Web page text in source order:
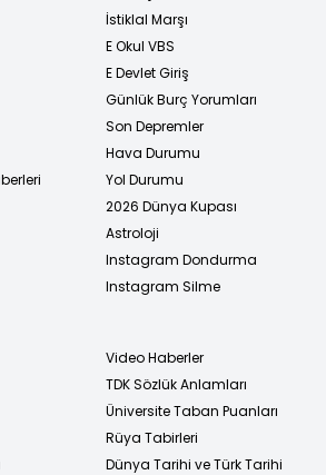
İstiklal Marşı
E Okul VBS
E Devlet Giriş
Günlük Burç Yorumları
Son Depremler
Hava Durumu
Yol Durumu
2026 Dünya Kupası
Astroloji
Instagram Dondurma
Instagram Silme
Video Haberler
TDK Sözlük Anlamları
Üniversite Taban Puanları
Rüya Tabirleri
Dünya Tarihi ve Türk Tarihi